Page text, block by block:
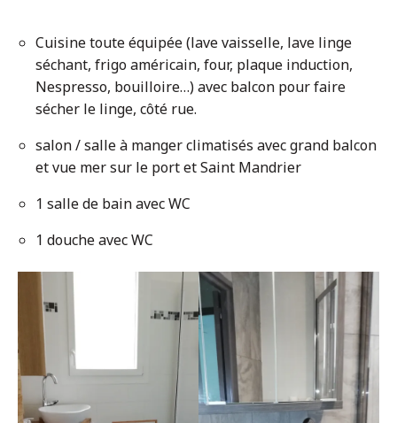
Cuisine toute équipée (lave vaisselle, lave linge
séchant, frigo américain, four, plaque induction,
Nespresso, bouilloire…) avec balcon pour faire
sécher le linge, côté rue.
salon / salle à manger climatisés avec grand balcon
et vue mer sur le port et Saint Mandrier
1 salle de bain avec WC
1 douche avec WC